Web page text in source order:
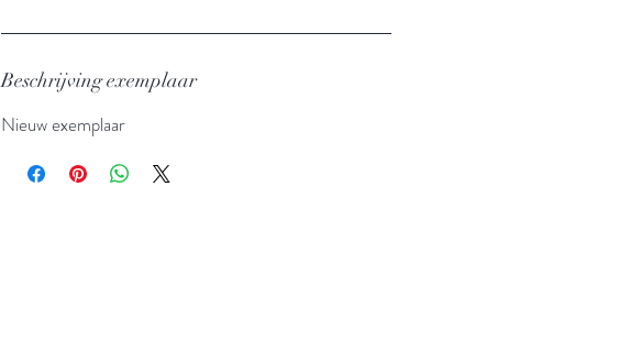
Beschrijving exemplaar
Nieuw exemplaar